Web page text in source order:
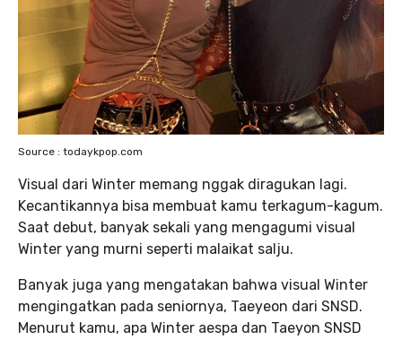
Source : todaykpop.com
Visual dari Winter memang nggak diragukan lagi.
Kecantikannya bisa membuat kamu terkagum-kagum.
Saat debut, banyak sekali yang mengagumi visual
Winter yang murni seperti malaikat salju.
Banyak juga yang mengatakan bahwa visual Winter
mengingatkan pada seniornya, Taeyeon dari SNSD.
Menurut kamu, apa Winter aespa dan Taeyon SNSD